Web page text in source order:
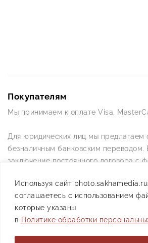
Используя сайт
соглашаетесь с использованием
которые указаны
в Политике обработки
Покупателям
Мы принимаем к оплате Visa,
Для юридических лиц мы предлагаем
безналичным банковским переводом.
заключение постоянного договора с
Позвоните нам по телефону +7(4112)
ответим на все ваши вопросы